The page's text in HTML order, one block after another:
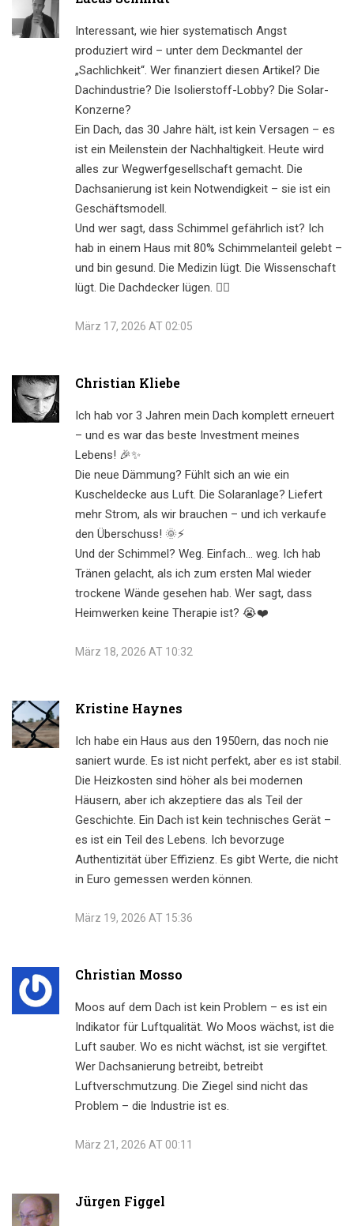
Interessant, wie hier systematisch Angst
produziert wird – unter dem Deckmantel der
„Sachlichkeit“. Wer finanziert diesen Artikel? Die
Dachindustrie? Die Isolierstoff-Lobby? Die Solar-
Konzerne?
Ein Dach, das 30 Jahre hält, ist kein Versagen – es
ist ein Meilenstein der Nachhaltigkeit. Heute wird
alles zur Wegwerfgesellschaft gemacht. Die
Dachsanierung ist kein Notwendigkeit – sie ist ein
Geschäftsmodell.
Und wer sagt, dass Schimmel gefährlich ist? Ich
hab in einem Haus mit 80% Schimmelanteil gelebt –
und bin gesund. Die Medizin lügt. Die Wissenschaft
lügt. Die Dachdecker lügen. 🕵️‍♂️
März 17, 2026 AT 02:05
Christian Kliebe
Ich hab vor 3 Jahren mein Dach komplett erneuert
– und es war das beste Investment meines
Lebens! 🎉✨
Die neue Dämmung? Fühlt sich an wie ein
Kuscheldecke aus Luft. Die Solaranlage? Liefert
mehr Strom, als wir brauchen – und ich verkaufe
den Überschuss! 🌞⚡
Und der Schimmel? Weg. Einfach… weg. Ich hab
Tränen gelacht, als ich zum ersten Mal wieder
trockene Wände gesehen hab. Wer sagt, dass
Heimwerken keine Therapie ist? 😭❤️
März 18, 2026 AT 10:32
Kristine Haynes
Ich habe ein Haus aus den 1950ern, das noch nie
saniert wurde. Es ist nicht perfekt, aber es ist stabil.
Die Heizkosten sind höher als bei modernen
Häusern, aber ich akzeptiere das als Teil der
Geschichte. Ein Dach ist kein technisches Gerät –
es ist ein Teil des Lebens. Ich bevorzuge
Authentizität über Effizienz. Es gibt Werte, die nicht
in Euro gemessen werden können.
März 19, 2026 AT 15:36
Christian Mosso
Moos auf dem Dach ist kein Problem – es ist ein
Indikator für Luftqualität. Wo Moos wächst, ist die
Luft sauber. Wo es nicht wächst, ist sie vergiftet.
Wer Dachsanierung betreibt, betreibt
Luftverschmutzung. Die Ziegel sind nicht das
Problem – die Industrie ist es.
März 21, 2026 AT 00:11
Jürgen Figgel